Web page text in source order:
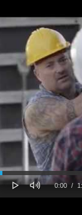
Play Mute
Current
0:00 /